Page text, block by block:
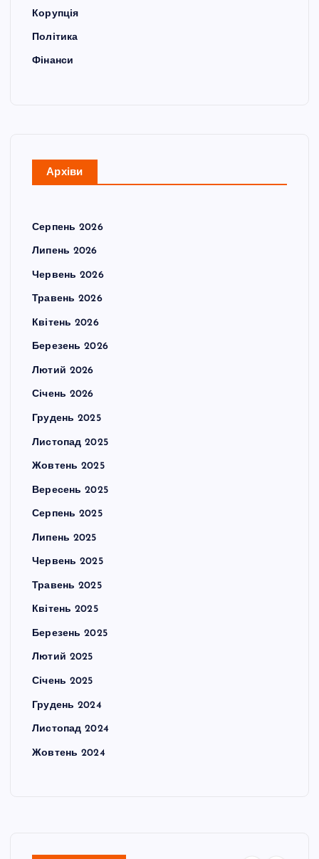
Корупція
Політика
Фінанси
Архіви
Серпень 2026
Липень 2026
Червень 2026
Травень 2026
Квітень 2026
Березень 2026
Лютий 2026
Січень 2026
Грудень 2025
Листопад 2025
Жовтень 2025
Вересень 2025
Серпень 2025
Липень 2025
Червень 2025
Травень 2025
Квітень 2025
Березень 2025
Лютий 2025
Січень 2025
Грудень 2024
Листопад 2024
Жовтень 2024